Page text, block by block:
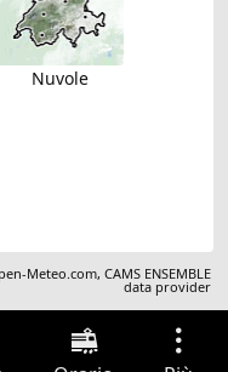
Nuvole
Meteo.com,CAMS ENSEMBLE
data provider